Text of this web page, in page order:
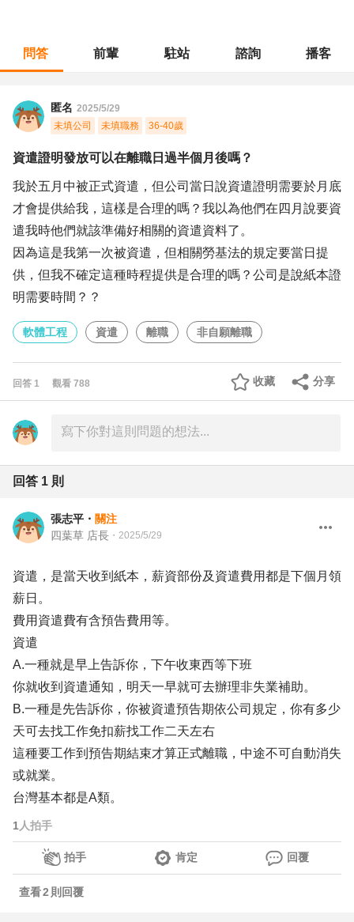
問答 前輩 駐站 諮詢 播客
匿名 2025/5/29
未填公司
未填職務 36-40歲
資遣證明發放可以在離職日過半個月後嗎？
我於五月中被正式資遣，但公司當日說資遣證明需要於月底
才會提供給我，這樣是合理的嗎？我以為他們在四月說要資
遣我時他們就該準備好相關的資遣資料了。
因為這是我第一次被資遣，但相關勞基法的規定要當日提
供，但我不確定這種時程提供是合理的嗎？公司是說紙本證
明需要時間？？
軟體工程 資遣 離職 非自願離職
回答 1 觀看 788 分享
收藏
回答 1 則
張志平 ・ 關注
四葉草 店長 ・ 2025/5/29
資遣，是當天收到紙本，薪資部份及資遣費用都是下個月領
薪日。
費用資遣費有含預告費用等。
資遣
A.一種就是早上告訴你，下午收東西等下班
你就收到資遣通知，明天一早就可去辦理非失業補助。
B.一種是先告訴你，你被資遣預告期依公司規定，你有多少
天可去找工作免扣薪找工作二天左右
這種要工作到預告期結束才算正式離職，中途不可自動消失
或就業。
台灣基本都是A類。
1 人拍手
拍手 肯定 回覆
查看2 則回覆